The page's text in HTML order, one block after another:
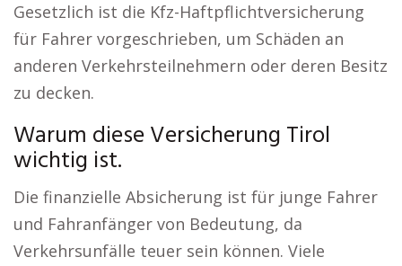
Gesetzlich ist die Kfz-Haftpflichtversicherung
für Fahrer vorgeschrieben, um Schäden an
anderen Verkehrsteilnehmern oder deren Besitz
zu decken.
Warum diese Versicherung Tirol
wichtig ist.
Die finanzielle Absicherung ist für junge Fahrer
und Fahranfänger von Bedeutung, da
Verkehrsunfälle teuer sein können. Viele